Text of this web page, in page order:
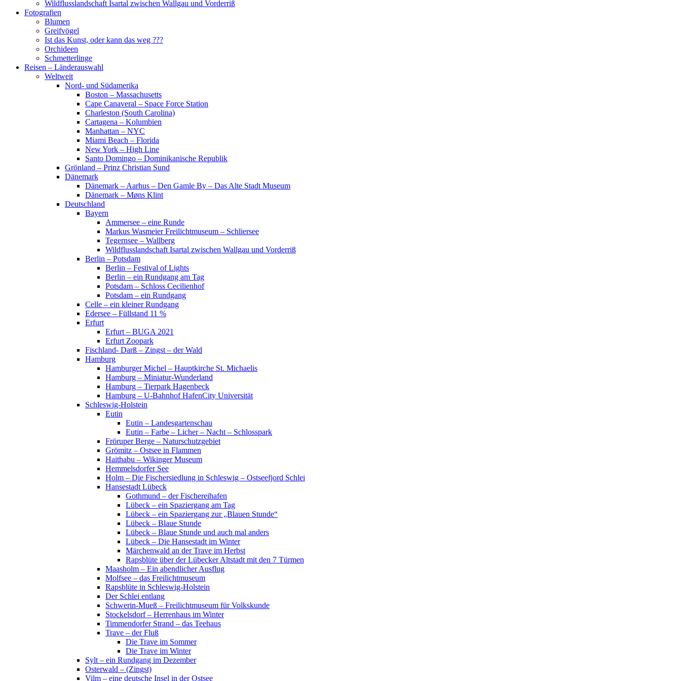
Wildflusslandschaft Isartal zwischen Wallgau und Vorderriß
Fotografien
Blumen
Greifvögel
Ist das Kunst, oder kann das weg ???
Orchideen
Schmetterlinge
Reisen – Länderauswahl
Weltweit
Nord- und Südamerika
Boston – Massachusetts
Cape Canaveral – Space Force Station
Charleston (South Carolina)
Cartagena – Kolumbien
Manhattan – NYC
Miami Beach – Florida
New York – High Line
Santo Domingo – Dominikanische Republik
Grönland – Prinz Christian Sund
Dänemark
Dänemark – Aarhus – Den Gamle By – Das Alte Stadt Museum
Dänemark – Møns Klint
Deutschland
Bayern
Ammersee – eine Runde
Markus Wasmeier Freilichtmuseum – Schliersee
Tegernsee – Wallberg
Wildflusslandschaft Isartal zwischen Wallgau und Vorderriß
Berlin – Potsdam
Berlin – Festival of Lights
Berlin – ein Rundgang am Tag
Potsdam – Schloss Cecilienhof
Potsdam – ein Rundgang
Celle – ein kleiner Rundgang
Edersee – Füllstand 11 %
Erfurt
Erfurt – BUGA 2021
Erfurt Zoopark
Fischland- Darß – Zingst – der Wald
Hamburg
Hamburger Michel – Hauptkirche St. Michaelis
Hamburg – Miniatur-Wunderland
Hamburg – Tierpark Hagenbeck
Hamburg – U-Bahnhof HafenCity Universität
Schleswig-Holstein
Eutin
Eutin – Landesgartenschau
Eutin – Farbe – Licher – Nacht – Schlosspark
Fröruper Berge – Naturschutzgebiet
Grömitz – Ostsee in Flammen
Haithabu – Wikinger Museum
Hemmelsdorfer See
Holm – Die Fischersiedlung in Schleswig – Ostseefjord Schlei
Hansestadt Lübeck
Gothmund – der Fischereihafen
Lübeck – ein Spaziergang am Tag
Lübeck – ein Spaziergang zur „Blauen Stunde“
Lübeck – Blaue Stunde
Lübeck – Blaue Stunde und auch mal anders
Lübeck – Die Hansestadt im Winter
Märchenwald an der Trave im Herbst
Rapsblüte über der Lübecker Altstadt mit den 7 Türmen
Maasholm – Ein abendlicher Ausflug
Molfsee – das Freilichtmuseum
Rapsblüte in Schleswig-Holstein
Der Schlei entlang
Schwerin-Mueß – Freilichtmuseum für Volkskunde
Stockelsdorf – Herrenhaus im Winter
Timmendorfer Strand – das Teehaus
Trave – der Fluß
Die Trave im Sommer
Die Trave im Winter
Sylt – ein Rundgang im Dezember
Osterwald – (Zingst)
Vilm – eine deutsche Insel in der Ostsee